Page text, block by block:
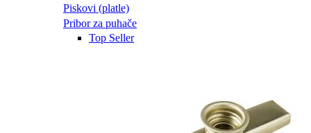
Piskovi (platle)
Pribor za puhače
Top Seller